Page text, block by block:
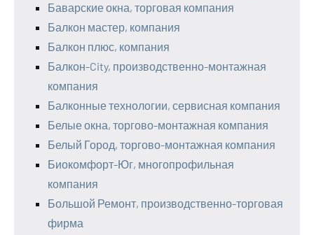
Баварские окна, торговая компания
Балкон мастер, компания
Балкон плюс, компания
Балкон-City, производственно-монтажная
компания
Балконные технологии, сервисная компания
Белые окна, торгово-монтажная компания
Белый Город, торгово-монтажная компания
Биокомфорт-Юг, многопрофильная
компания
Большой Ремонт, производственно-торговая
фирма